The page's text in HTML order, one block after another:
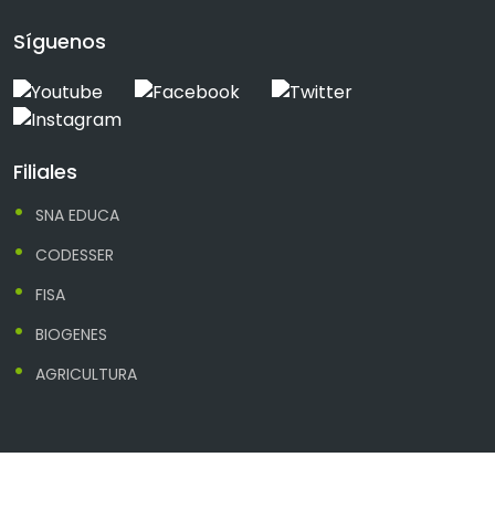
Síguenos
Filiales
SNA EDUCA
CODESSER
FISA
BIOGENES
AGRICULTURA